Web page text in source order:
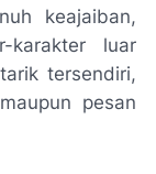
keajaiban,
karakter luar
tersendiri,
pesan